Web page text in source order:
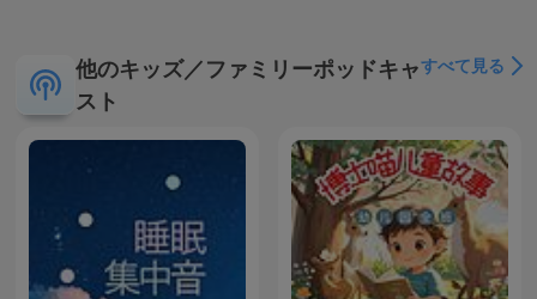
他のキッズ／ファミリーポッドキャ
スト
すべて見る